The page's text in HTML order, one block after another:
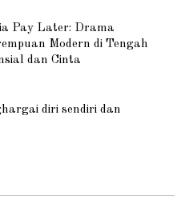
Pay Later: Drama
Modern di Tengah
dan Cinta
diri sendiri dan